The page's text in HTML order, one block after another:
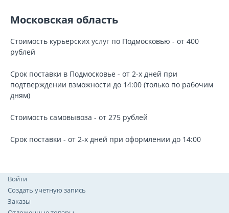
Московская область
Стоимость курьерских услуг по Подмосковью - от 400
рублей
Срок поставки в Подмосковье - от 2-х дней при
подтверждении взможности до 14:00 (только по рабочим
дням)
Стоимость самовывоза - от 275 рублей
Срок поставки - от 2-х дней при оформлении до 14:00
Войти
Создать учетную запись
Заказы